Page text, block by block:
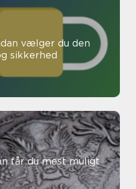
sikkerhed
får du mest muligt